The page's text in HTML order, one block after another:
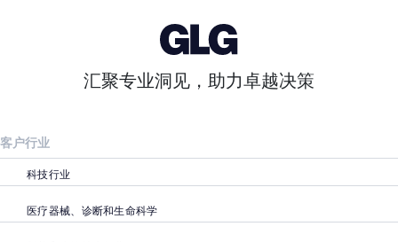
汇聚专业洞见，助力卓越决策
客户行业
科技行业
医疗器械、诊断和生命科学